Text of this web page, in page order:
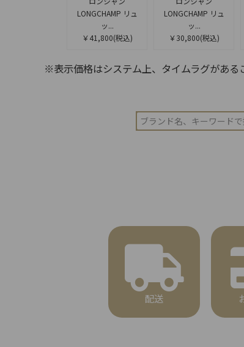
LONGCHAMP リュ
ッ...
￥41,800(税込)
LONGCHAMP リュ
ッ...
￥30,800(税込)
※表示価格はシステム上、タイムラグがある
配送